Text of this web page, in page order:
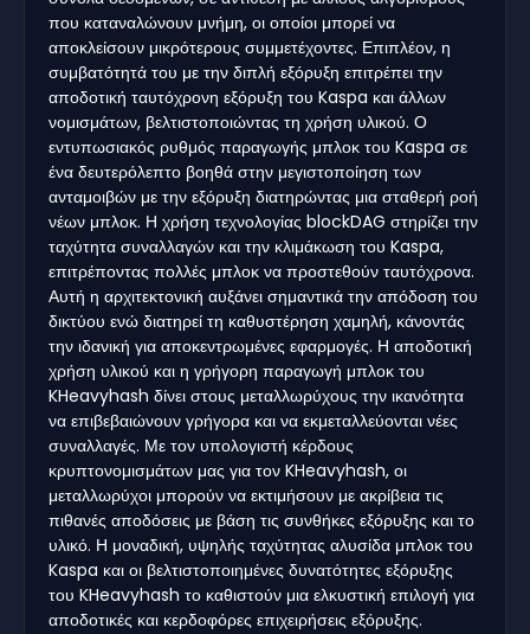
που καταναλώνουν μνήμη, οι οποίοι μπορεί να
αποκλείσουν μικρότερους συμμετέχοντες. Επιπλέον, η
συμβατότητά του με την διπλή εξόρυξη επιτρέπει την
αποδοτική ταυτόχρονη εξόρυξη του Kaspa και άλλων
νομισμάτων, βελτιστοποιώντας τη χρήση υλικού. Ο
εντυπωσιακός ρυθμός παραγωγής μπλοκ του Kaspa σε
ένα δευτερόλεπτο βοηθά στην μεγιστοποίηση των
ανταμοιβών με την εξόρυξη διατηρώντας μια σταθερή ροή
νέων μπλοκ. Η χρήση τεχνολογίας blockDAG στηρίζει την
ταχύτητα συναλλαγών και την κλιμάκωση του Kaspa,
επιτρέποντας πολλές μπλοκ να προστεθούν ταυτόχρονα.
Αυτή η αρχιτεκτονική αυξάνει σημαντικά την απόδοση του
δικτύου ενώ διατηρεί τη καθυστέρηση χαμηλή, κάνοντάς
την ιδανική για αποκεντρωμένες εφαρμογές. Η αποδοτική
χρήση υλικού και η γρήγορη παραγωγή μπλοκ του
KHeavyhash δίνει στους μεταλλωρύχους την ικανότητα
να επιβεβαιώνουν γρήγορα και να εκμεταλλεύονται νέες
συναλλαγές. Με τον υπολογιστή κέρδους
κρυπτονομισμάτων μας για τον KHeavyhash, οι
μεταλλωρύχοι μπορούν να εκτιμήσουν με ακρίβεια τις
πιθανές αποδόσεις με βάση τις συνθήκες εξόρυξης και το
υλικό. Η μοναδική, υψηλής ταχύτητας αλυσίδα μπλοκ του
Kaspa και οι βελτιστοποιημένες δυνατότητες εξόρυξης
του KHeavyhash το καθιστούν μια ελκυστική επιλογή για
αποδοτικές και κερδοφόρες επιχειρήσεις εξόρυξης.